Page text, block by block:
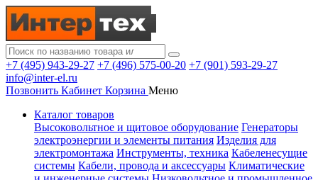
+7 (495) 943-29-27 +7 (496) 575-00-20 +7 (901) 593-29-27
info@inter-el.ru
Позвонить Кабинет Корзина Меню
Каталог товаров
Высоковольтное и щитовое оборудование Генераторы
электроэнергии и элементы питания Изделия для
электромонтажа Инструменты, техника Кабеленесущие
системы Кабели, провода и аксессуары Климатические